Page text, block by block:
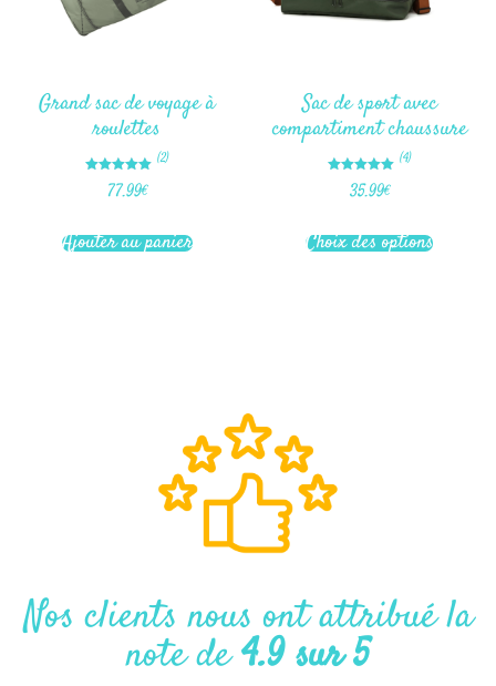
Grand sac de voyage à
roulettes
Note
5.00
(2)
77.99€
Ajouter au panier
Sac de sport avec
compartiment chaussure
Note
5.00
(4)
35.99€
Choix des options
Nos clients nous ont attribué la
note de4.9 sur 5